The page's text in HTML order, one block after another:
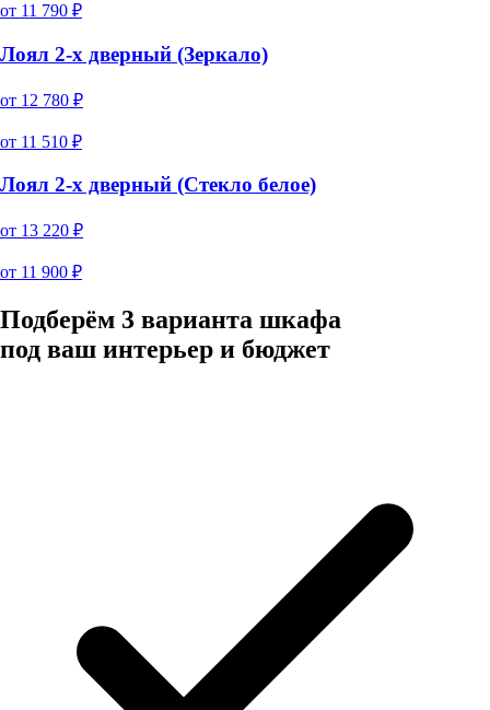
от 11 790 ₽
Лоял 2-х дверный (Зеркало)
от 12 780 ₽
от 11 510 ₽
Лоял 2-х дверный (Стекло белое)
от 13 220 ₽
от 11 900 ₽
Подберём 3 варианта шкафа
под ваш интерьер и бюджет